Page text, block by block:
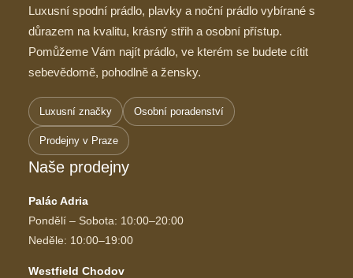
Luxusní spodní prádlo, plavky a noční prádlo vybírané s
důrazem na kvalitu, krásný střih a osobní přístup.
Pomůžeme Vám najít prádlo, ve kterém se budete cítit
sebevědomě, pohodlně a žensky.
Luxusní značky Osobní poradenství
Prodejny v Praze
Naše prodejny
Palác Adria
Pondělí – Sobota: 10:00–20:00
Neděle: 10:00–19:00
Westfield Chodov